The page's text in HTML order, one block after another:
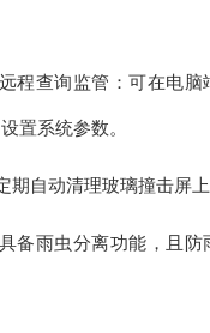
程查询监管：可在电脑
置系统参数。
期自动清理玻璃撞击屏上
备雨虫分离功能，且防